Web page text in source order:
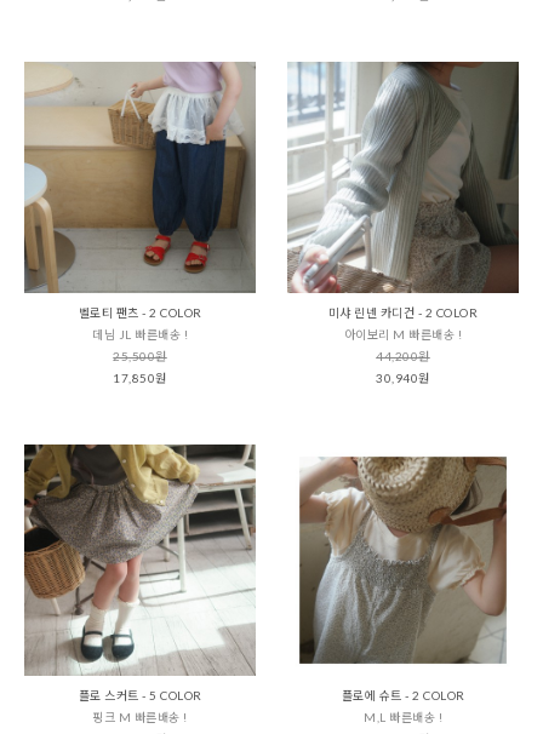
벨로티 팬츠 - 2 COLOR
데님 JL 빠른배송 !
25,500원
17,850원
미샤 린넨 카디건 - 2 COLOR
아이보리 M 빠른배송 !
44,200원
30,940원
플로 스커트 - 5 COLOR
핑크 M 빠른배송 !
플로에 슈트 - 2 COLOR
M,L 빠른배송 !